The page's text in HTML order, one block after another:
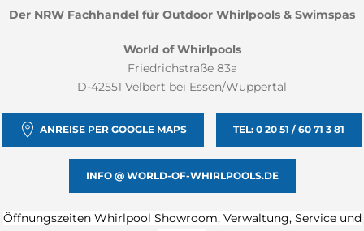
Der NRW Fachhandel für Outdoor Whirlpools & Swimspas
World of Whirlpools
Friedrichstraße 83a
D-42551 Velbert bei Essen/Wuppertal
ANREISE PER GOOGLE MAPS TEL: 0 20 51 / 60 71 3 81
INFO @ WORLD-OF-WHIRLPOOLS.DE
Öffnungszeiten Whirlpool Showroom, Verwaltung, Service und